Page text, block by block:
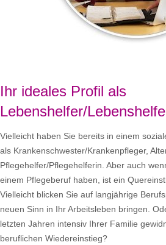
Ihr ideales Profil als
Lebenshelfer/
Vielleicht haben Sie bereits in einem
als Krankenschwester/Krankenpfleger,
Pflegehelfer/Pflegehelferin. Aber auch
einem Pflegeberuf haben, ist ein
Vielleicht blicken Sie auf langjährige
neuen Sinn in Ihr Arbeitsleben bringen.
letzten Jahren intensiv Ihrer Familie
beruflichen Wiedereinstieg?